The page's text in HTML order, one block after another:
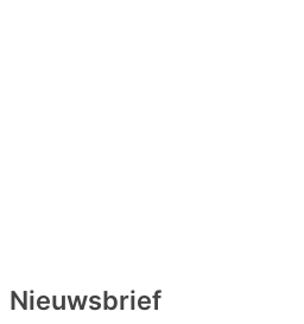
Nieuwsbrief